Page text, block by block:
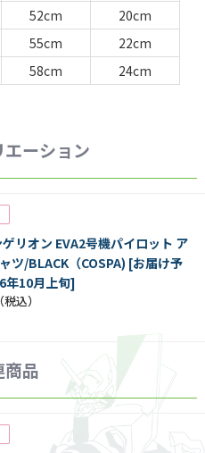
52cm
20cm
55cm
22cm
58cm 24cm
ーション
リオン EVA2号機パイロット ア
ツ/BLACK（COSPA) [お届け予
年10月上旬]
商品